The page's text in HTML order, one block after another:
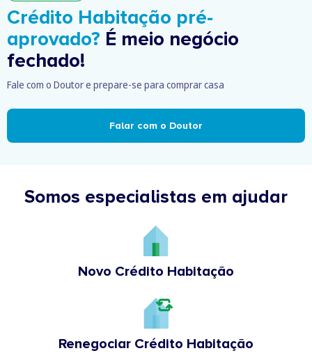
Crédito Habitação pré-
aprovado? É meio negócio
fechado!
Fale com o Doutor e prepare-se para comprar casa
Falar com o Doutor
Somos especialistas em ajudar
Novo Crédito Habitação
Renegociar Crédito Habitação